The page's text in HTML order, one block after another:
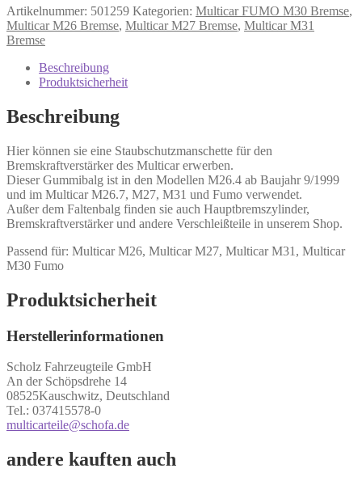
Artikelnummer: 501259 Kategorien: Multicar FUMO M30 Bremse,
Multicar M26 Bremse, Multicar M27 Bremse, Multicar M31
Bremse
Beschreibung
Produktsicherheit
Beschreibung
Hier können sie eine Staubschutzmanschette für den
Bremskraftverstärker des Multicar erwerben.
Dieser Gummibalg ist in den Modellen M26.4 ab Baujahr 9/1999
und im Multicar M26.7, M27, M31 und Fumo verwendet.
Außer dem Faltenbalg finden sie auch Hauptbremszylinder,
Bremskraftverstärker und andere Verschleißteile in unserem Shop.
Passend für: Multicar M26, Multicar M27, Multicar M31, Multicar
M30 Fumo
Produktsicherheit
Herstellerinformationen
Scholz Fahrzeugteile GmbH
An der Schöpsdrehe 14
08525Kauschwitz, Deutschland
Tel.: 037415578-0
multicarteile@schofa.de
andere kauften auch